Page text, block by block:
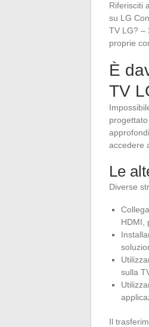
Riferisciti
su LG
TV LG? –
proprie
È
TV
accedere
Le
Diverse
HDMI,
sulla
Il